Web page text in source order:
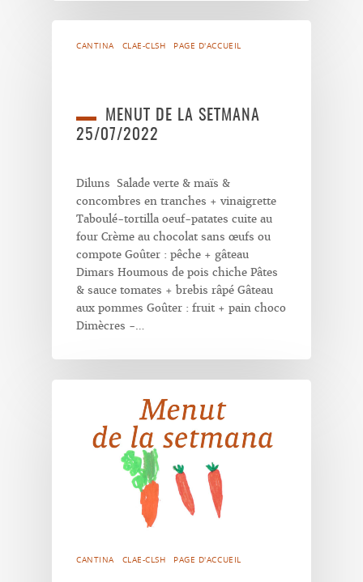
CANTINA CLAE-CLSH PAGE D'ACCUEIL
MENUT DE LA SETMANA
25/07/2022
Diluns Salade verte & maïs &
concombres en tranches + vinaigrette
Taboulé-tortilla oeuf-patates cuite au
four Crème au chocolat sans œufs ou
compote Goûter : pêche + gâteau
Dimars Houmous de pois chiche Pâtes
& sauce tomates + brebis râpé Gâteau
aux pommes Goûter : fruit + pain choco
Dimècres -…
CANTINA CLAE-CLSH PAGE D'ACCUEIL